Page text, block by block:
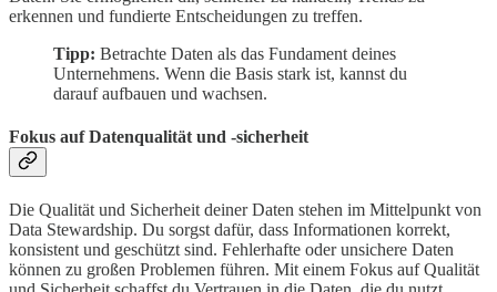
erkennen und fundierte Entscheidungen zu treffen.
Tipp: Betrachte Daten als das Fundament deines
Unternehmens. Wenn die Basis stark ist, kannst du
darauf aufbauen und wachsen.
Fokus auf Datenqualität und -sicherheit
Die Qualität und Sicherheit deiner Daten stehen im Mittelpunkt von
Data Stewardship. Du sorgst dafür, dass Informationen korrekt,
konsistent und geschützt sind. Fehlerhafte oder unsichere Daten
können zu großen Problemen führen. Mit einem Fokus auf Qualität